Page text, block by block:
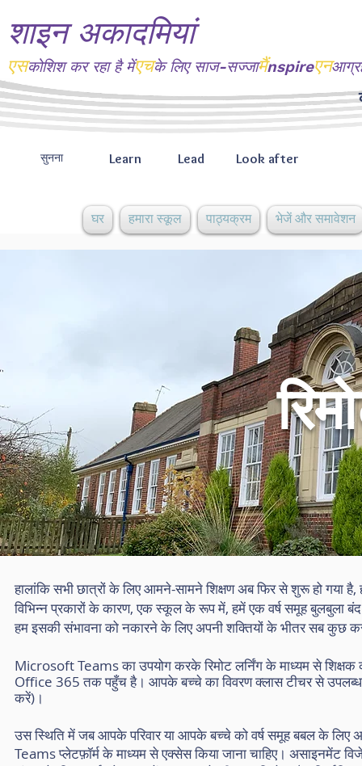
शाइन अकादमियां
एसकोशिश कर रहा है मेंएचके लिए साज-सज्जामैंnspireएन
सुनना Learn Lead Look after
घर हमारा स्कूल पाठ्यक्रम भेजें और समावेशन
हालांकि सभी छात्रों के लिए आमने-सामने शिक्षण अब फिर से शुरू हो गया
विभिन्न प्रकारों के कारण, एक स्कूल के रूप में, हमें एक वर्ष समूह बुलबुला बंद
हम इसकी संभावना को नकारने के लिए अपनी शक्तियों के भीतर सब कुछ
Microsoft Teams का उपयोग करके रिमोट लर्निंग के माध्यम से
Office 365 तक पहुँच है। आपके बच्चे का विवरण क्लास टीचर से उपलब्ध
करें)।
उस स्थिति में जब आपके परिवार या आपके बच्चे को वर्ष समूह बबल के
Teams प्लेटफ़ॉर्म के माध्यम से एक्सेस किया जाना चाहिए। असाइनमेंट